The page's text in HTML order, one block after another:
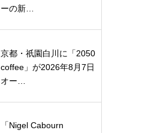
ーの新…
京都・祇園白川に「2050
coffee」が2026年8月7日
オー…
「Nigel Cabourn